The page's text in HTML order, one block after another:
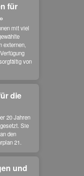
für
mit viel
externen,
von
die
20 Jahren
Sie
den
21.
und